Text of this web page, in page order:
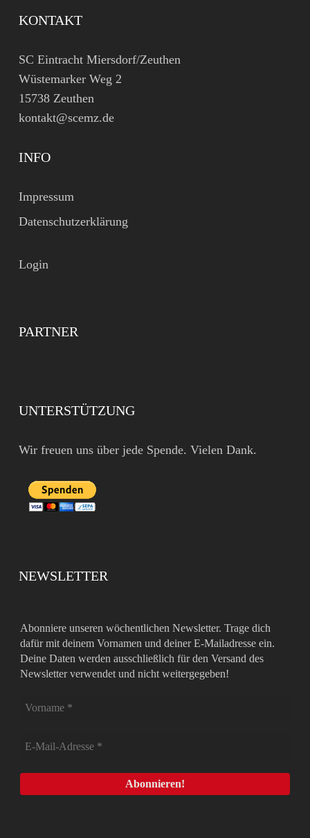
KONTAKT
SC Eintracht Miersdorf/Zeuthen
Wüstemarker Weg 2
15738 Zeuthen
kontakt@scemz.de
INFO
Impressum
Datenschutzerklärung
Login
PARTNER
UNTERSTÜTZUNG
Wir freuen uns über jede Spende. Vielen Dank.
NEWSLETTER
Abonniere unseren wöchentlichen Newsletter. Trage dich
dafür mit deinem Vornamen und deiner E-Mailadresse ein.
Deine Daten werden ausschließlich für den Versand des
Newsletter verwendet und nicht weitergegeben!